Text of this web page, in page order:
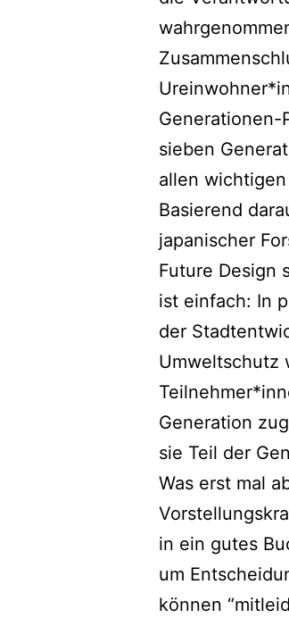
Generationen-
sieben
allen
Basierend
japanischer
Future Design
ist einfach: In
der
Umweltschutz
Generation
sie Teil der
Was erst mal
in ein gutes
um
können